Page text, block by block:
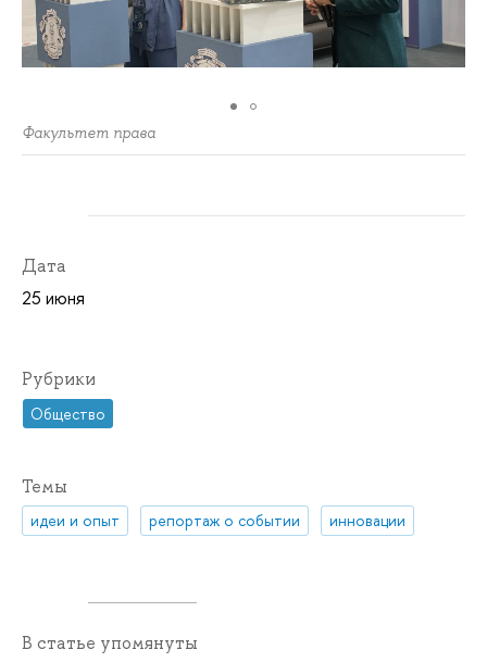
Факультет права
Дата
25 июня
Рубрики
Общество
Темы
идеи и опыт репортаж о событии инновации
В статье упомянуты